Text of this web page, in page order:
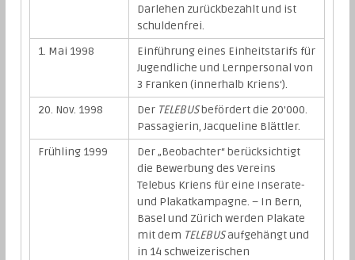
Darlehen zurückbezahlt und ist
schuldenfrei.
1. Mai 1998
Einführung eines Einheitstarifs für
Jugendliche und Lernpersonal von
3 Franken (innerhalb Kriens‘).
20. Nov. 1998
Der TELEBUSbefördert die 20’000.
Passagierin, Jacqueline Blättler.
Frühling 1999
Der „Beobachter“ berücksichtigt
die Bewerbung des Vereins
Telebus Kriens für eine Inserate-
und Plakatkampagne. – In Bern,
Basel und Zürich werden Plakate
mit dem TELEBUSaufgehängt und
in 14 schweizerischen